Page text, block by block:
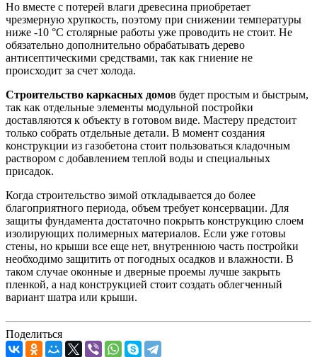
Но вместе с потерей влаги древесина приобретает
чрезмерную хрупкость, поэтому при снижении температуры
ниже -10 °С столярные работы уже проводить не стоит. Не
обязательно дополнительно обрабатывать дерево
антисептическими средствами, так как гниение не
происходит за счет холода.
Строительство каркасных домов будет простым и быстрым,
так как отдельные элементы модульной постройки
доставляются к объекту в готовом виде. Мастеру предстоит
только собрать отдельные детали. В момент создания
конструкции из газобетона стоит пользоваться кладочным
раствором с добавлением теплой воды и специальных
присадок.
Когда строительство зимой откладывается до более
благоприятного периода, объем требует консервации. Для
защиты фундамента достаточно покрыть конструкцию слоем
изолирующих полимерных материалов. Если уже готовы
стены, но крыши все еще нет, внутреннюю часть постройки
необходимо защитить от погодных осадков и влажности. В
таком случае оконные и дверные проемы лучше закрыть
пленкой, а над конструкцией стоит создать облегченный
вариант шатра или крыши.
Поделиться